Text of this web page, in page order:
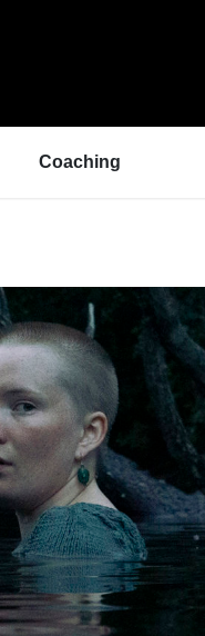
Coaching
Hvem er coachene?
Vil du prøve coaching? /
Påmelding